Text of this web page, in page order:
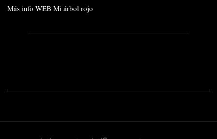
Más info WEB Mi árbol rojo